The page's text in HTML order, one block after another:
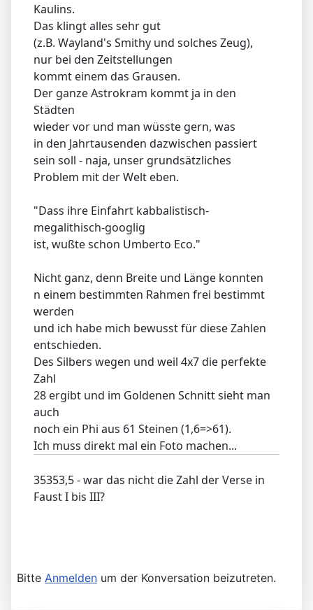
Kaulins.
Das klingt alles sehr gut
(z.B. Wayland's Smithy und solches Zeug),
nur bei den Zeitstellungen
kommt einem das Grausen.
Der ganze Astrokram kommt ja in den
Städten
wieder vor und man wüsste gern, was
in den Jahrtausenden dazwischen passiert
sein soll - naja, unser grundsätzliches
Problem mit der Welt eben.
"Dass ihre Einfahrt kabbalistisch-
megalithisch-googlig
ist, wußte schon Umberto Eco."
Nicht ganz, denn Breite und Länge konnten
n einem bestimmten Rahmen frei bestimmt
werden
und ich habe mich bewusst für diese Zahlen
entschieden.
Des Silbers wegen und weil 4x7 die perfekte
Zahl
28 ergibt und im Goldenen Schnitt sieht man
auch
noch ein Phi aus 61 Steinen (1,6=>61).
Ich muss direkt mal ein Foto machen...
35353,5 - war das nicht die Zahl der Verse in
Faust I bis III?
Bitte Anmelden um der Konversation beizutreten.